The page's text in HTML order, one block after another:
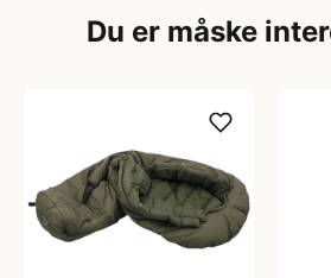
Du er måske